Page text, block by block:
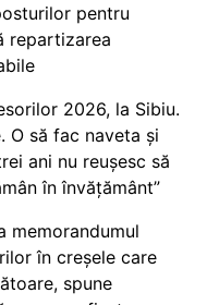
pentru
repartizarea
2026, la Sibiu.
O să fac naveta și
ani nu reușesc să
în învățământ”
memorandumul
în creșele care
spune